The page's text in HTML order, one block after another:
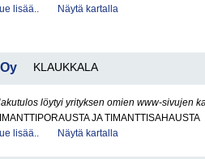
lisää..
Näytä kartalla
KLAUKKALA
löytyi yrityksen omien www-sivujen
JA TIMANTTISAHAUSTA
lisää..
Näytä kartalla